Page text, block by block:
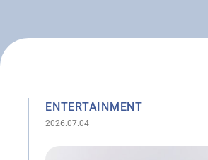
ENTERTAINMENT
2026.07.04